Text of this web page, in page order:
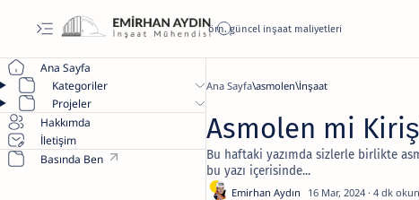
Ana Sayfa
Kategoriler
Projeler
Hakkımda
İletişim
Basında Ben
Ana Sayfa asmolen İnşaat
Asmolen mi
Bu haftaki yazımda sizlerle birlikte
bu yazı içerisinde...
4